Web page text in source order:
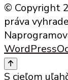
© Copyright
práva
WordPress
S cieľom